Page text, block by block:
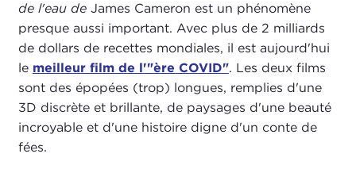
de l'eau de James Cameron est un phénomène
presque aussi important. Avec plus de 2 milliards
de dollars de recettes mondiales, il est aujourd'hui
le meilleur film de l'"ère COVID". Les deux films
sont des épopées (trop) longues, remplies d'une
3D discrète et brillante, de paysages d'une beauté
incroyable et d'une histoire digne d'un conte de
fées.